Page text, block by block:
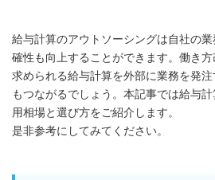
給与計算のアウトソーシングは自社の
確性も向上することができます。働き
求められる給与計算を外部に業務を発
もつながるでしょう。本記事では給与
用相場と選び方をご紹介します。
是非参考にしてみてください。